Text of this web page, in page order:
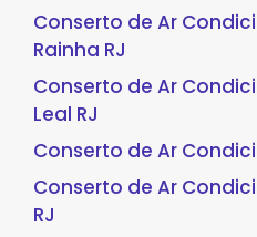
Conserto de Ar
Rainha RJ
Conserto de Ar
Leal RJ
Conserto de Ar
Conserto de Ar
RJ